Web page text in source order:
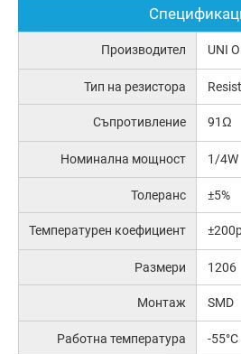
Производител UNI
Тип на резистора
Съпротивление 91Ω
Номинална мощност 1/4W
Толеранс ±5%
Температурен коефициент
Размери 1206
Монтаж SMD
Работна температура -